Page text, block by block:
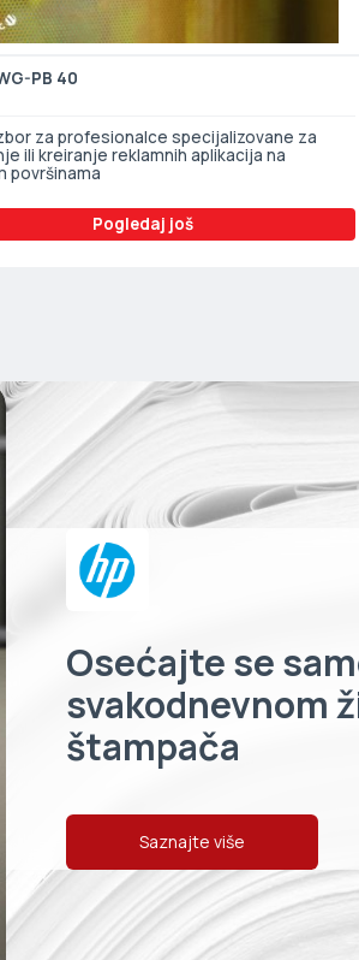
PB 40
za profesionalce specijalizovane za
ili kreiranje reklamnih aplikacija na
površinama
Pogledaj još
Osećajte se
svakodnevnom
štampača
Saznajte više